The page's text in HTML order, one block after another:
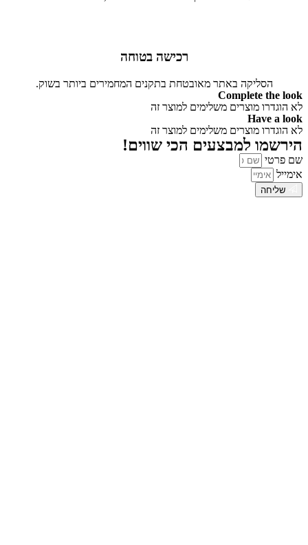
רכישה בטוחה
הסליקה באתר מאובטחת בתקנים המחמירים ביותר בשוק.
Complete the look
לא הוגדרו מוצרים משלימים למוצר זה
Have a look
לא הוגדרו מוצרים משלימים למוצר זה
הירשמו למבצעים הכי שווים!
שם פרטי
אימייל
שליחה